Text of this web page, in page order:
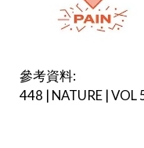
參考資料:
448 | NATURE |